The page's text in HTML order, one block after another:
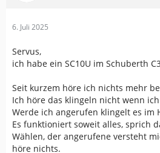
6. Juli 2025
Servus,
ich habe ein SC10U im Schuberth
Seit kurzem höre ich nichts mehr
Ich höre das klingeln nicht wenn
Werde ich angerufen klingelt es im
Es funktioniert soweit alles, sprich
Wählen, der angerufene versteht
höre nichts.